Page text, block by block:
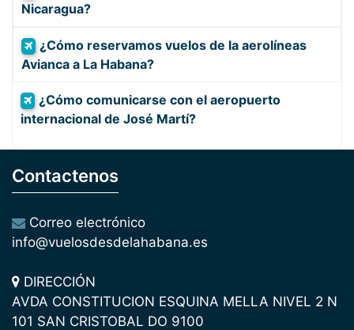
Nicaragua?
¿Cómo reservamos vuelos de la aerolíneas
Avianca a La Habana?
¿Cómo comunicarse con el aeropuerto
internacional de José Martí?
Contactenos
Correo electrónico
info@vuelosdesdelahabana.es
DIRECCIÓN
AVDA CONSTITUCION ESQUINA MELLA NIVEL 2 N
101 SAN CRISTOBAL DO 9100